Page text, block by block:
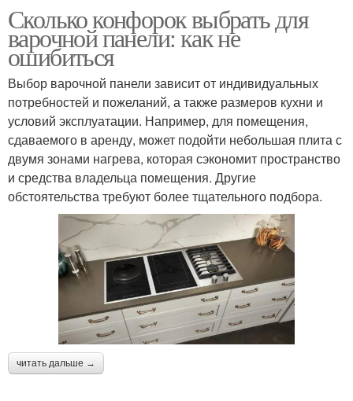
Сколько конфорок выбрать для
варочной панели: как не
ошибиться
Выбор варочной панели зависит от индивидуальных
потребностей и пожеланий, а также размеров кухни и
условий эксплуатации. Например, для помещения,
сдаваемого в аренду, может подойти небольшая плита с
двумя зонами нагрева, которая сэкономит пространство
и средства владельца помещения. Другие
обстоятельства требуют более тщательного подбора.
читать дальше →